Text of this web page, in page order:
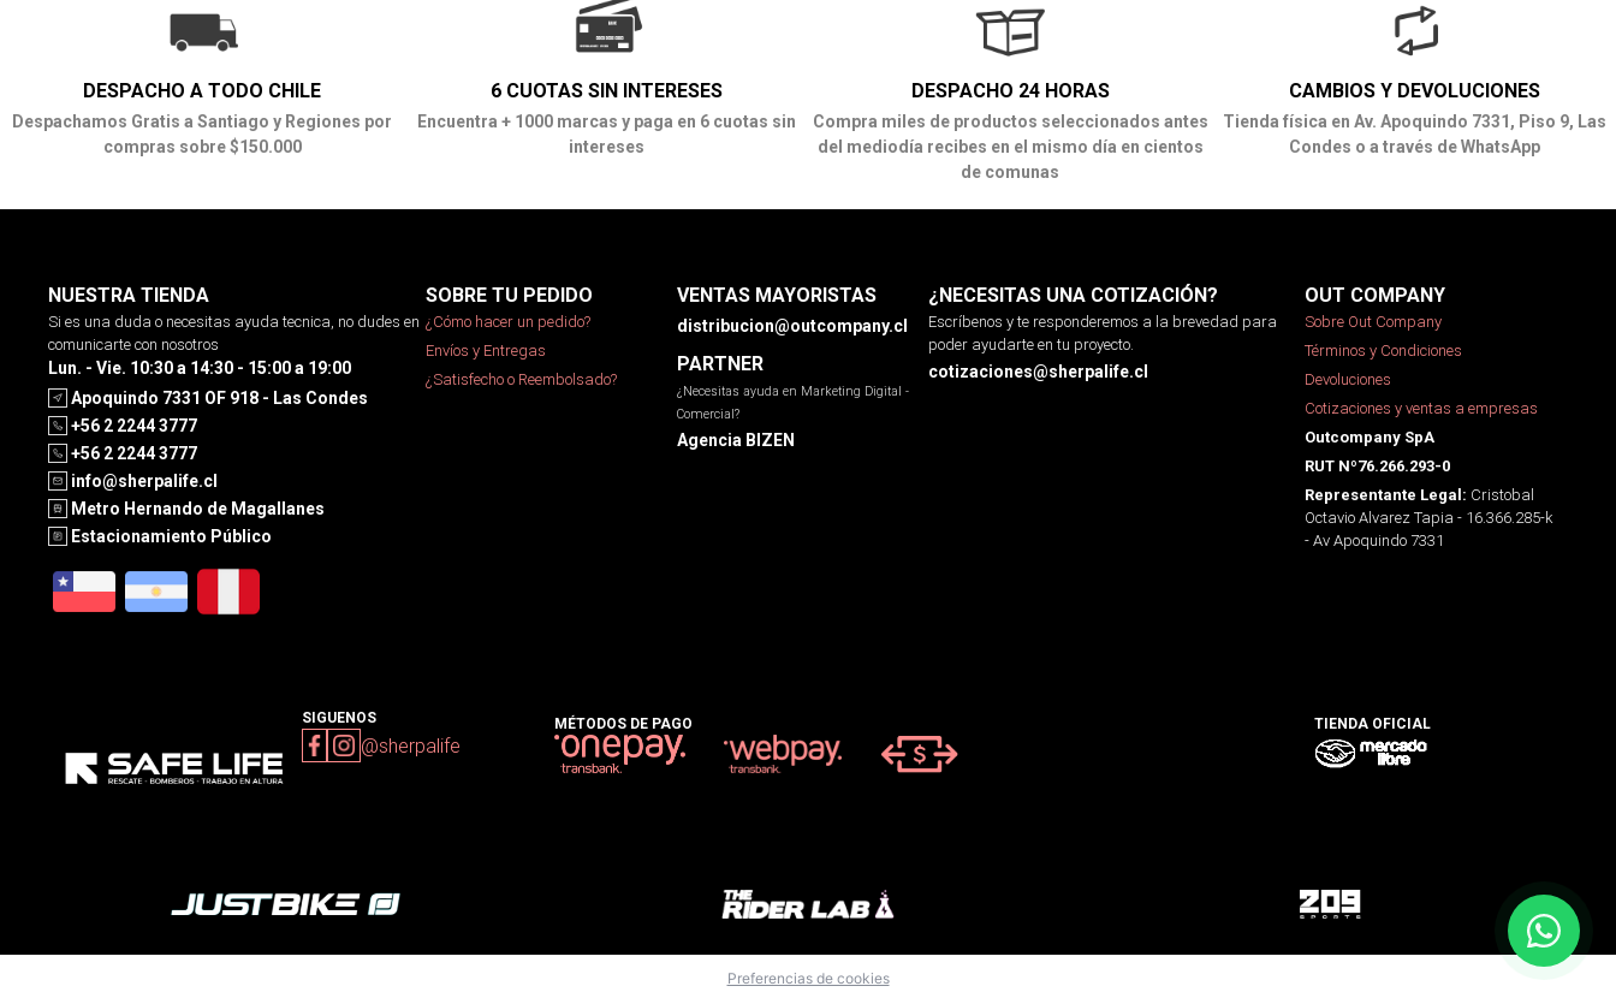
DESPACHO A TODO CHILE
Despachamos Gratis a Santiago y Regiones por
compras sobre $150.000
6 CUOTAS SIN INTERESES
Encuentra + 1000 marcas y paga en 6 cuotas sin
intereses
DESPACHO 24 HORAS
Compra miles de productos seleccionados antes
del mediodía recibes en el mismo día en cientos
de comunas
CAMBIOS Y DEVOLUCIONES
Tienda física en Av. Apoquindo 7331, Piso 9, Las
Condes o a través de WhatsApp
NUESTRA TIENDA
Si es una duda o necesitas ayuda tecnica, no dudes en
comunicarte con nosotros
Lun. - Vie. 10:30 a 14:30 - 15:00 a 19:00
Apoquindo 7331 OF 918 - Las Condes
+56 2 2244 3777
+56 2 2244 3777
info@sherpalife.cl
Metro Hernando de Magallanes
Estacionamiento Público
SOBRE TU PEDIDO
¿Cómo hacer un pedido?
Envíos y Entregas
¿Satisfecho o Reembolsado?
VENTAS MAYORISTAS
distribucion@outcompany.cl
PARTNER
¿Necesitas ayuda en Marketing Digital -
Comercial?
Agencia BIZEN
¿NECESITAS UNA COTIZACIÓN?
Escríbenos y te responderemos a la brevedad para
poder ayudarte en tu proyecto.
cotizaciones@sherpalife.cl
OUT COMPANY
Sobre Out Company
Términos y Condiciones
Devoluciones
Cotizaciones y ventas a empresas
Outcompany SpA
RUT Nº76.266.293-0
Representante Legal: Cristobal
Octavio Alvarez Tapia - 16.366.285-k
- Av Apoquindo 7331
SIGUENOS
@sherpalife
MÉTODOS DE PAGO TIENDA OFICIAL
Preferencias de cookies